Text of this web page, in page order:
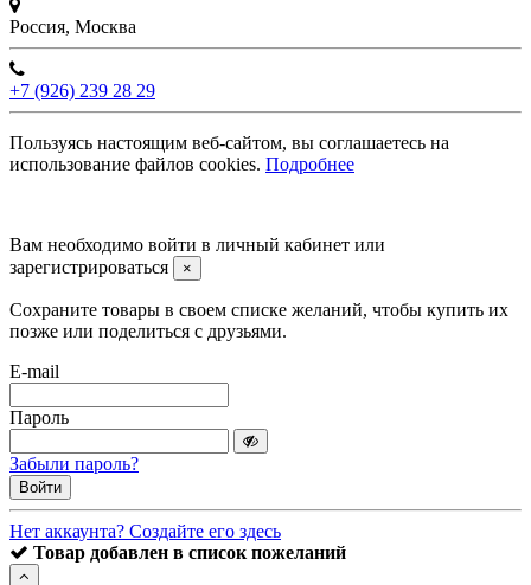
Россия, Москва
+7 (926) 239 28 29
Пользуясь настоящим веб-сайтом, вы соглашаетесь на
использование файлов cookies. Подробнее
Вам необходимо войти в личный кабинет или
зарегистрироваться
×
Сохраните товары в своем списке желаний, чтобы купить их
позже или поделиться с друзьями.
E-mail
Пароль
Забыли пароль?
Войти
Нет аккаунта? Создайте его здесь
Товар добавлен в список пожеланий